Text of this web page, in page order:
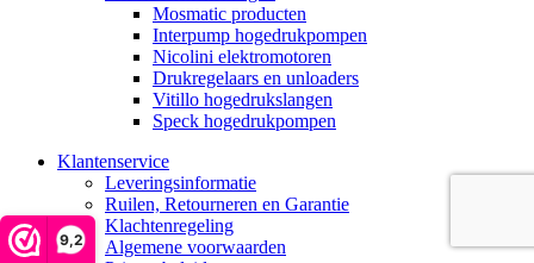
9,2
Mosmatic producten
Interpump hogedrukpompen
Nicolini elektromotoren
Drukregelaars en unloaders
Vitillo hogedrukslangen
Speck hogedrukpompen
Klantenservice
Leveringsinformatie
Ruilen, Retourneren en Garantie
Klachtenregeling
Algemene voorwaarden